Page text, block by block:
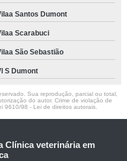
Santos Dumont
Scarabuci
São Sebastião
S Dumont
Sua reprodução, parcial ou total,
do autor. Crime de violação de
9610/98 - Lei de direitos autorais.
Clínica veterinária em